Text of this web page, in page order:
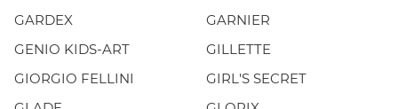
GARDEX
GARNIER
GENIO KIDS-ART
GILLETTE
GIORGIO FELLINI
GIRL'S SECRET